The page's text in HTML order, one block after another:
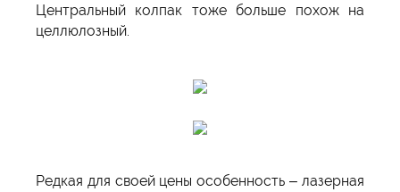
Центральный колпак тоже больше похож на
целлюлозный.
Редкая для своей цены особенность – лазерная